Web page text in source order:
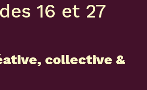
16 et 27
collective &